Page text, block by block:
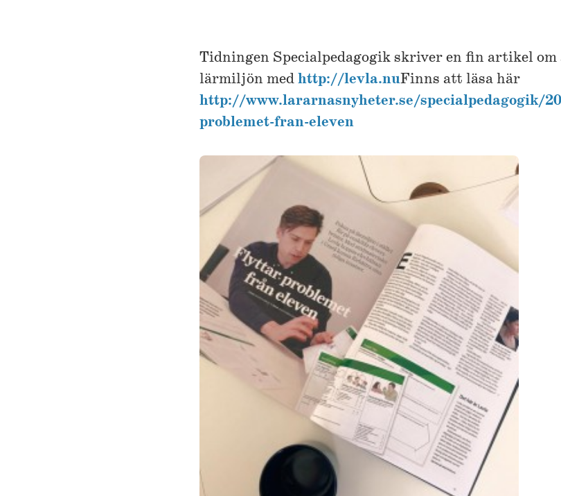
Tidningen Specialpedagogik skriver en fin artikel om
lärmiljön medhttp://levla.nuFinns att läsa här
http://www.lararnasnyheter.se/specialpedagogik/
problemet-fran-eleven